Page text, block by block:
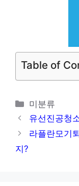
Table of
카
테
고
리
미분류
유선진공청
라플란모기
지?